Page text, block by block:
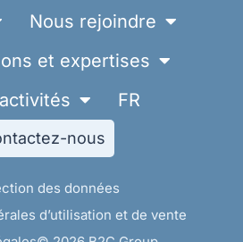
Nous rejoindre
et expertises
FR
nous
des données
d’utilisation et de vente